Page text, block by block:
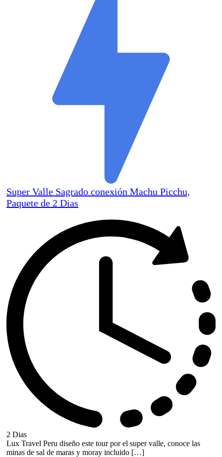
Super Valle Sagrado conexión Machu Picchu,
Paquete de 2 Dias
2 Dias
Lux Travel Peru diseño este tour por el super valle, conoce las
minas de sal de maras y moray incluido […]